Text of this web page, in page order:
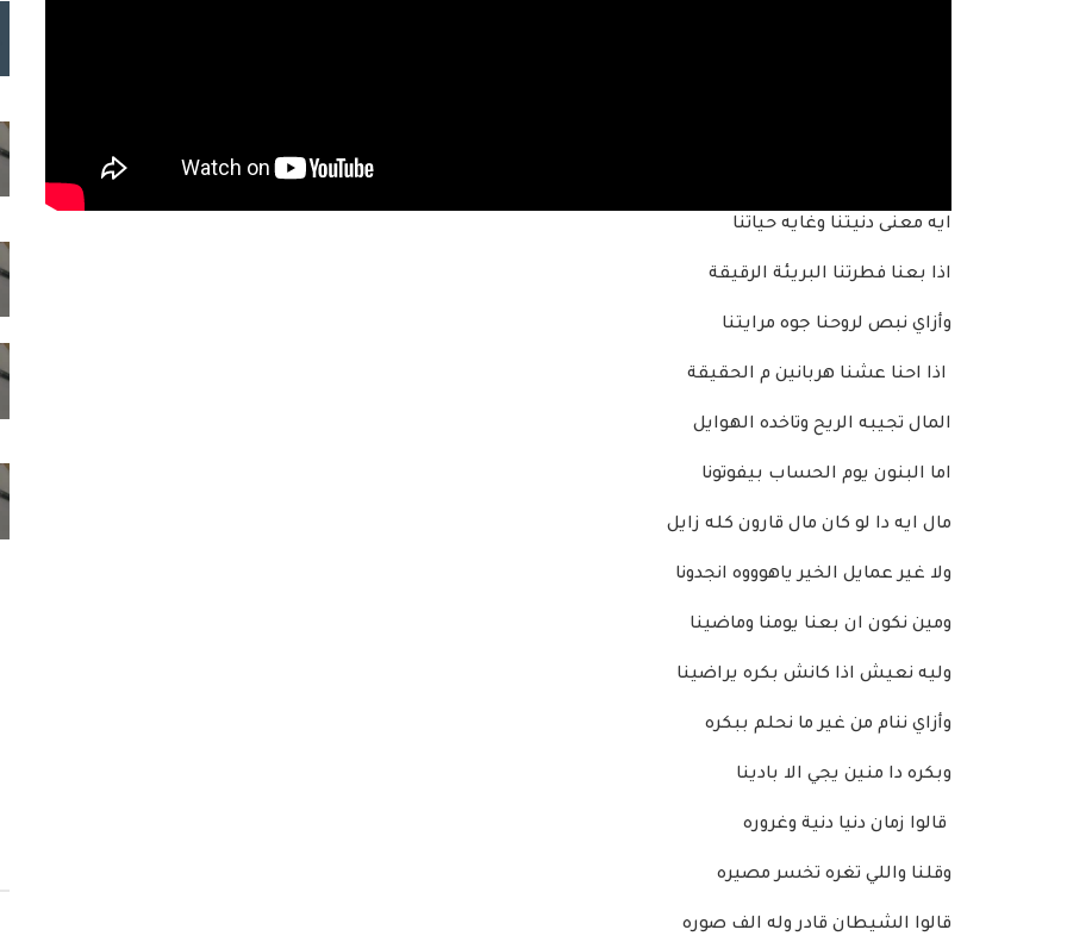
ايه معنى دنيتنا وغايه حياتنا
اذا بعنا فطرتنا البريئة الرقيقة
وأزاي نبص لروحنا جوه مرايتنا
اذا احنا عشنا هربانين م الحقيقة
المال تجيبه الريح وتاخده الهوايل
اما البنون يوم الحساب بيفوتونا
مال ايه دا لو كان مال قارون كله زايل
ولا غير عمايل الخير ياهوووه انجدونا
ومين نكون ان بعنا يومنا وماضينا
وليه نعيش اذا كانش بكره يراضينا
وأزاي ننام من غير ما نحلم ببكره
وبكره دا منين يجي الا بادينا
قالوا زمان دنيا دنية وغروره
وقلنا واللي تغره تخسر مصيره
قالوا الشيطان قادر وله الف صوره